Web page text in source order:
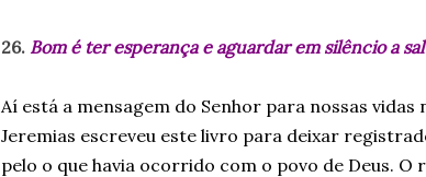
26. Bom é ter esperança e aguardar em silêncio a
Aí está a mensagem do Senhor para nossas vidas
Jeremias escreveu este livro para deixar
pelo o que havia ocorrido com o povo de Deus.